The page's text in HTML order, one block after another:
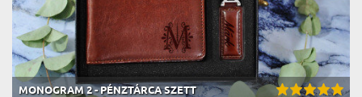
MONOGRAM 2 - PÉNZTÁRCA SZETT